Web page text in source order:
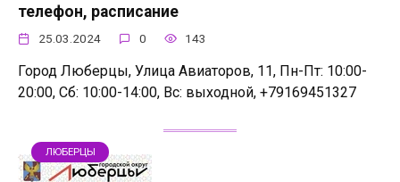
телефон, расписание
25.03.2024 0 143
Город Люберцы, Улица Авиаторов, 11, Пн-Пт: 10:00-
20:00, Сб: 10:00-14:00, Вс: выходной, +79169451327
ЛЮБЕРЦЫ